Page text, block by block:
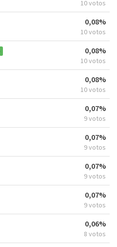
10 votos
0,08%
10 votos
0,08%
10 votos
0,08%
10 votos
0,07%
9 votos
0,07%
9 votos
0,07%
9 votos
0,07%
9 votos
0,06%
8 votos